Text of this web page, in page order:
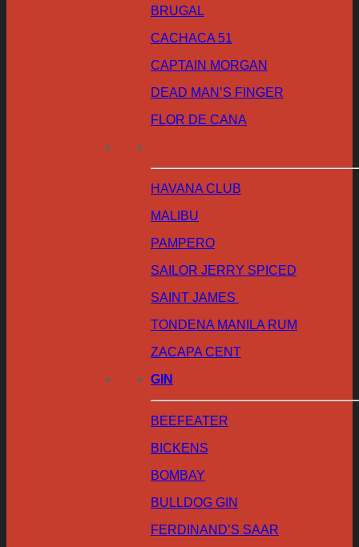
BRUGAL
CACHACA 51
CAPTAIN MORGAN
DEAD MAN’S FINGER
FLOR DE CANA
HAVANA CLUB
MALIBU
PAMPERO
SAILOR JERRY SPICED
SAINT JAMES
TONDENA MANILA RUM
ZACAPA CENT
GIN
BEEFEATER
BICKENS
BOMBAY
BULLDOG GIN
FERDINAND’S SAAR